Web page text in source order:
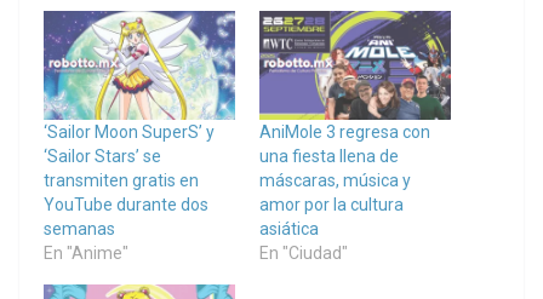
‘Sailor Moon SuperS’ y
‘Sailor Stars’ se
transmiten gratis en
YouTube durante dos
semanas
En "Anime"
AniMole 3 regresa con
una fiesta llena de
máscaras, música y
amor por la cultura
asiática
En "Ciudad"